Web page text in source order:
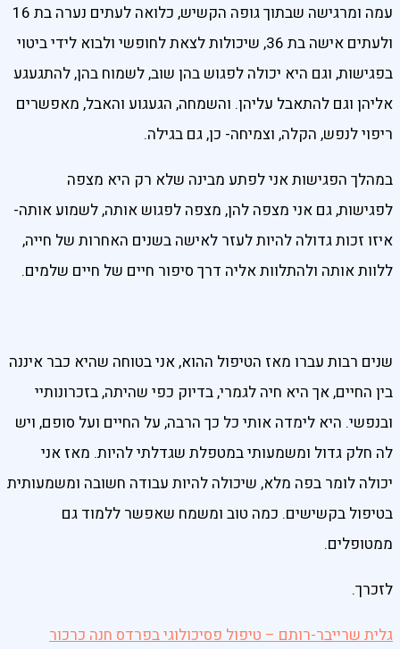
עמה ומרגישה שבתוך גופה הקשיש, כלואה לעתים נערה בת 16
ולעתים אישה בת 36, שיכולות לצאת לחופשי ולבוא לידי ביטוי
בפגישות, וגם היא יכולה לפגוש בהן שוב, לשמוח בהן, להתגעגע
אליהן וגם להתאבל עליהן. והשמחה, הגעגוע והאבל, מאפשרים
ריפוי לנפש, הקלה, וצמיחה- כן, גם בגילה.
במהלך הפגישות אני לפתע מבינה שלא רק היא מצפה
לפגישות, גם אני מצפה להן, מצפה לפגוש אותה, לשמוע אותה-
איזו זכות גדולה להיות לעזר לאישה בשנים האחרות של חייה,
ללוות אותה ולהתלוות אליה דרך סיפור חיים של חיים שלמים.
שנים רבות עברו מאז הטיפול ההוא, אני בטוחה שהיא כבר איננה
בין החיים, אך היא חיה לגמרי, בדיוק כפי שהיתה, בזכרונותיי
ובנפשי. היא לימדה אותי כל כך הרבה, על החיים ועל סופם, ויש
לה חלק גדול ומשמעותי במטפלת שגדלתי להיות. מאז אני
יכולה לומר בפה מלא, שיכולה להיות עבודה חשובה ומשמעותית
בטיפול בקשישים. כמה טוב ומשמח שאפשר ללמוד גם
ממטופלים.
לזכרך.
גלית שרייבר-רותם – טיפול פסיכולוגי בפרדס חנה כרכור